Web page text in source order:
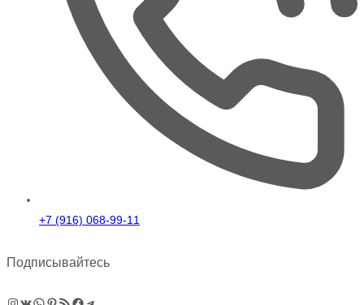
+7 (916) 068-99-11
Подписывайтесь
Instagram
ВКонтакте
WhatsApp
Pinterest
RSS-рассылка
Facebook
Telegram